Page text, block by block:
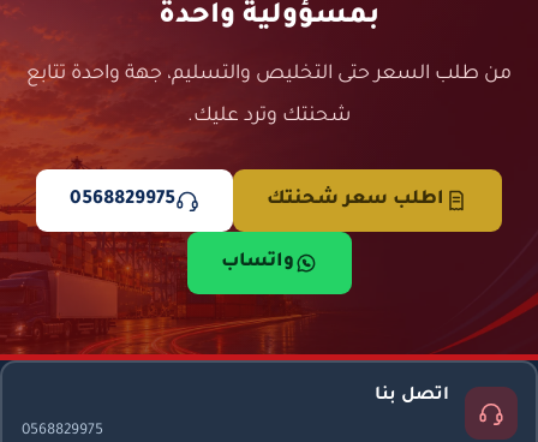
بمسؤولية واحدة
من طلب السعر حتى التخليص والتسليم، جهة واحدة تتابع
شحنتك وترد عليك.
اطلب سعر شحنتك 0568829975
واتساب
اتصل بنا
0568829975